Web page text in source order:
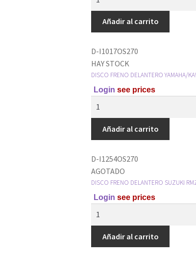
Añadir al carrito
D-I1017OS270
HAY STOCK
DISCO FRENO DELANTERO YAMAHA/
Login see prices
Añadir al carrito
D-I1254OS270
AGOTADO
DISCO FRENO DELANTERO SUZUKI
Login see prices
Añadir al carrito